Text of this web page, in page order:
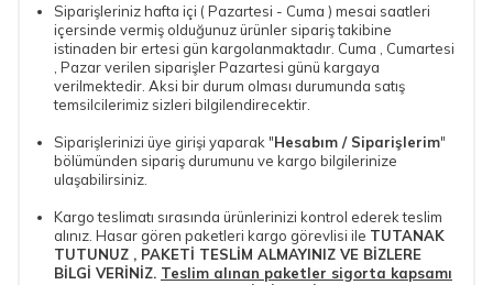
Siparişleriniz hafta içi ( Pazartesi - Cuma ) mesai saatleri
içersinde vermiş olduğunuz ürünler sipariş takibine
istinaden bir ertesi gün kargolanmaktadır. Cuma , Cumartesi
, Pazar verilen siparişler Pazartesi günü kargaya
verilmektedir. Aksi bir durum olması durumunda satış
temsilcilerimiz sizleri bilgilendirecektir.
Siparişlerinizi üye girişi yaparak "Hesabım / Siparişlerim"
bölümünden sipariş durumunu ve kargo bilgilerinize
ulaşabilirsiniz.
Kargo teslimatı sırasında ürünlerinizi kontrol ederek teslim
alınız. Hasar gören paketleri kargo görevlisi ile TUTANAK
TUTUNUZ , PAKETİ TESLİM ALMAYINIZ VE BİZLERE
BİLGİ VERİNİZ. Teslim alınan paketler sigorta kapsamı